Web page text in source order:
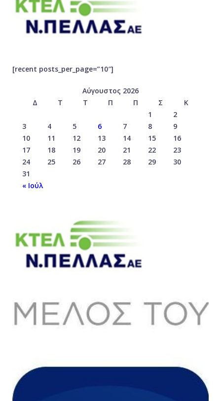
[recent posts_per_page=”10″]
Αύγουστος 2026
Δ
Τ Τ Π Π Σ
Κ
1
2
3
4 5 6 7 8
9
10
11 12 13 14 15
16
17
18 19 20 21 22
23
24
25 26 27 28 29
30
31
« Ιούλ